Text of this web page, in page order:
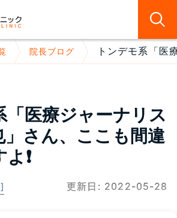
院長ブログ トンデモ系「医
「医療ジャーナリス
」さん、ここも間違
❗
更新日: 2022-05-28